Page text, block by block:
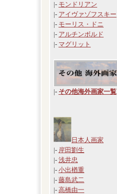
|- モンドリアン
|- アイヴァゾフスキー
|- モーリス・ドニ
|- アルチンボルド
|- マグリット
|- その他海外画家一覧
日本人画家
|- 岸田劉生
|- 浅井忠
|- 小出楢重
|- 藤島武二
|- 高橋由一